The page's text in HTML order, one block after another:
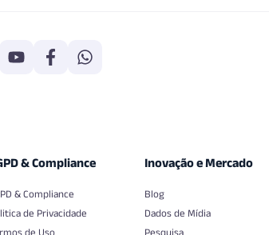
& Compliance
& Compliance
de Privacidade
de Uso
Inovação e Mercado
Blog
Dados de Mídia
Pesquisa